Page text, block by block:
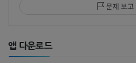
문제 보고
앱 다운로드